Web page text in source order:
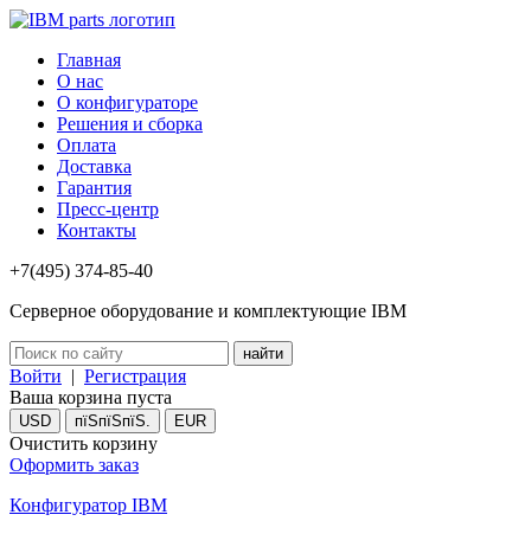
Главная
О нас
О конфигураторе
Решения и сборка
Оплата
Доставка
Гарантия
Пресс-центр
Контакты
+7(495) 374-85-40
Серверное оборудование и комплектующие IBM
Войти | Регистрация
Ваша корзина пуста
USD пїЅпїЅпїЅ. EUR
Очистить корзину
Оформить заказ
Конфигуратор IBM